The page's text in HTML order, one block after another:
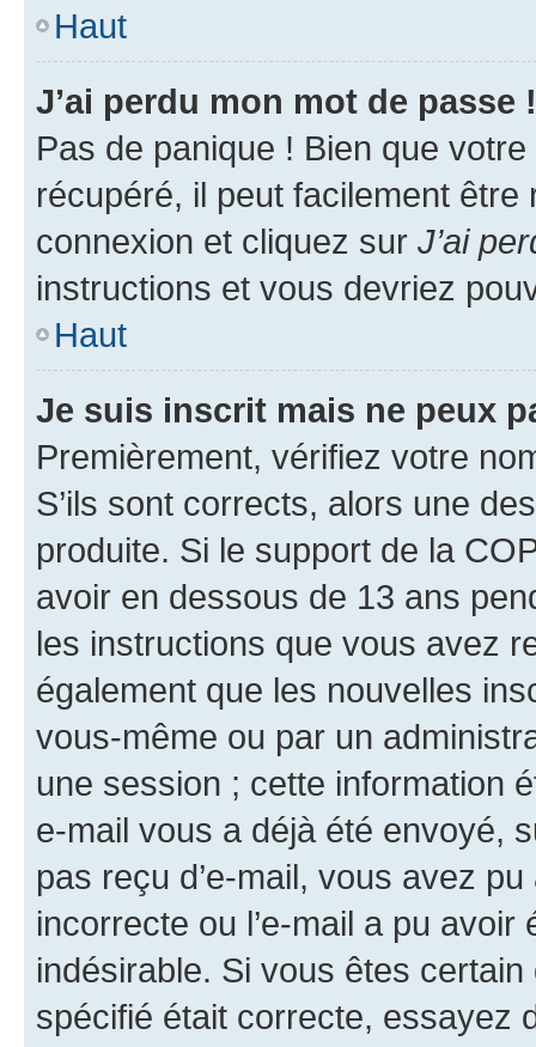
Haut
J’ai perdu mon mot de passe !
Pas de panique ! Bien que
récupéré, il peut facilement
connexion et cliquez sur J’ai
instructions et vous devriez
Haut
Je suis inscrit mais ne peux
Premièrement, vérifiez votre
S’ils sont corrects, alors une
produite. Si le support de la
avoir en dessous de 13 ans
les instructions que vous avez
également que les nouvelles
vous-même ou par un
une session ; cette information
e-mail vous a déjà été envoyé,
pas reçu d’e-mail, vous avez
incorrecte ou l’e-mail a pu
indésirable. Si vous êtes
spécifié était correcte, essayez